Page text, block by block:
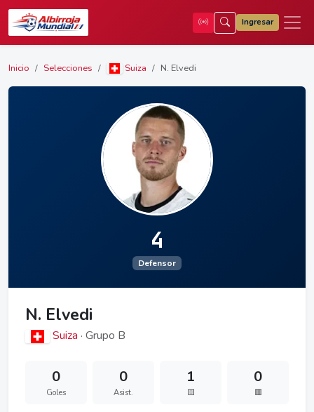
Ingresar
Inicio Selecciones Suiza N. Elvedi
4
Defensor
N. Elvedi
Suiza · Grupo B
0
Goles
0
Asist.
1
🟨
0
🟥